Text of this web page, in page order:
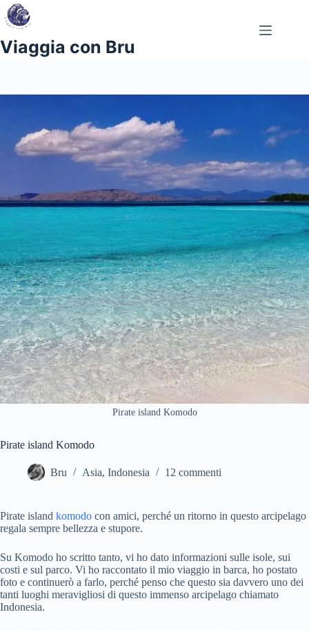
Salta
al
contenuto
Viaggia con Bru
Pirate island Komodo
Pirate island Komodo
Bru Asia, Indonesia 12 commenti
Pirate island komodo con amici, perché un ritorno in questo arcipelago
regala sempre bellezza e stupore.
Su Komodo ho scritto tanto, vi ho dato informazioni sulle isole, sui
costi e sul parco. Vi ho raccontato il mio viaggio in barca, ho postato
foto e continuerò a farlo, perché penso che questo sia davvero uno dei
tanti luoghi meravigliosi di questo immenso arcipelago chiamato
Indonesia.